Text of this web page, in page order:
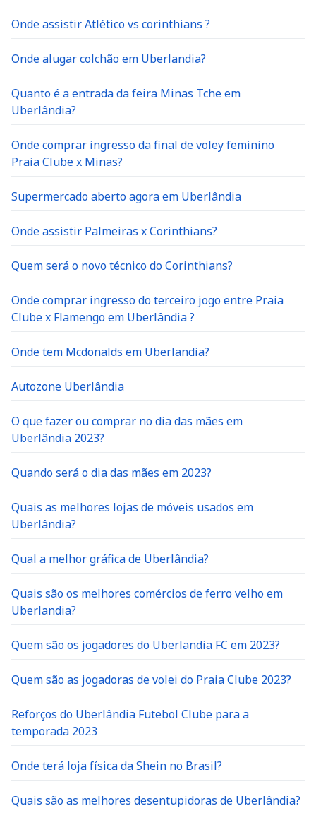
Onde assistir Atlético vs corinthians ?
Onde alugar colchão em Uberlandia?
Quanto é a entrada da feira Minas Tche em
Uberlândia?
Onde comprar ingresso da final de voley feminino
Praia Clube x Minas?
Supermercado aberto agora em Uberlândia
Onde assistir Palmeiras x Corinthians?
Quem será o novo técnico do Corinthians?
Onde comprar ingresso do terceiro jogo entre Praia
Clube x Flamengo em Uberlândia ?
Onde tem Mcdonalds em Uberlandia?
Autozone Uberlândia
O que fazer ou comprar no dia das mães em
Uberlândia 2023?
Quando será o dia das mães em 2023?
Quais as melhores lojas de móveis usados em
Uberlândia?
Qual a melhor gráfica de Uberlândia?
Quais são os melhores comércios de ferro velho em
Uberlandia?
Quem são os jogadores do Uberlandia FC em 2023?
Quem são as jogadoras de volei do Praia Clube 2023?
Reforços do Uberlândia Futebol Clube para a
temporada 2023
Onde terá loja física da Shein no Brasil?
Quais são as melhores desentupidoras de Uberlândia?